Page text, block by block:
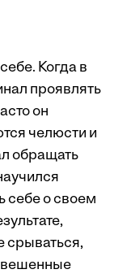
Когда в
проявлять
он
челюсти и
обращать
себе о своем
срываться,